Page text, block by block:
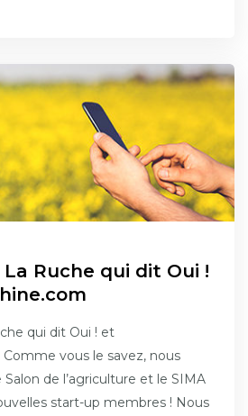
Ruche qui dit Oui !
qui dit Oui ! et
vous le savez, nous
Salon de l’agriculture et le SIMA
start-up membres ! Nous